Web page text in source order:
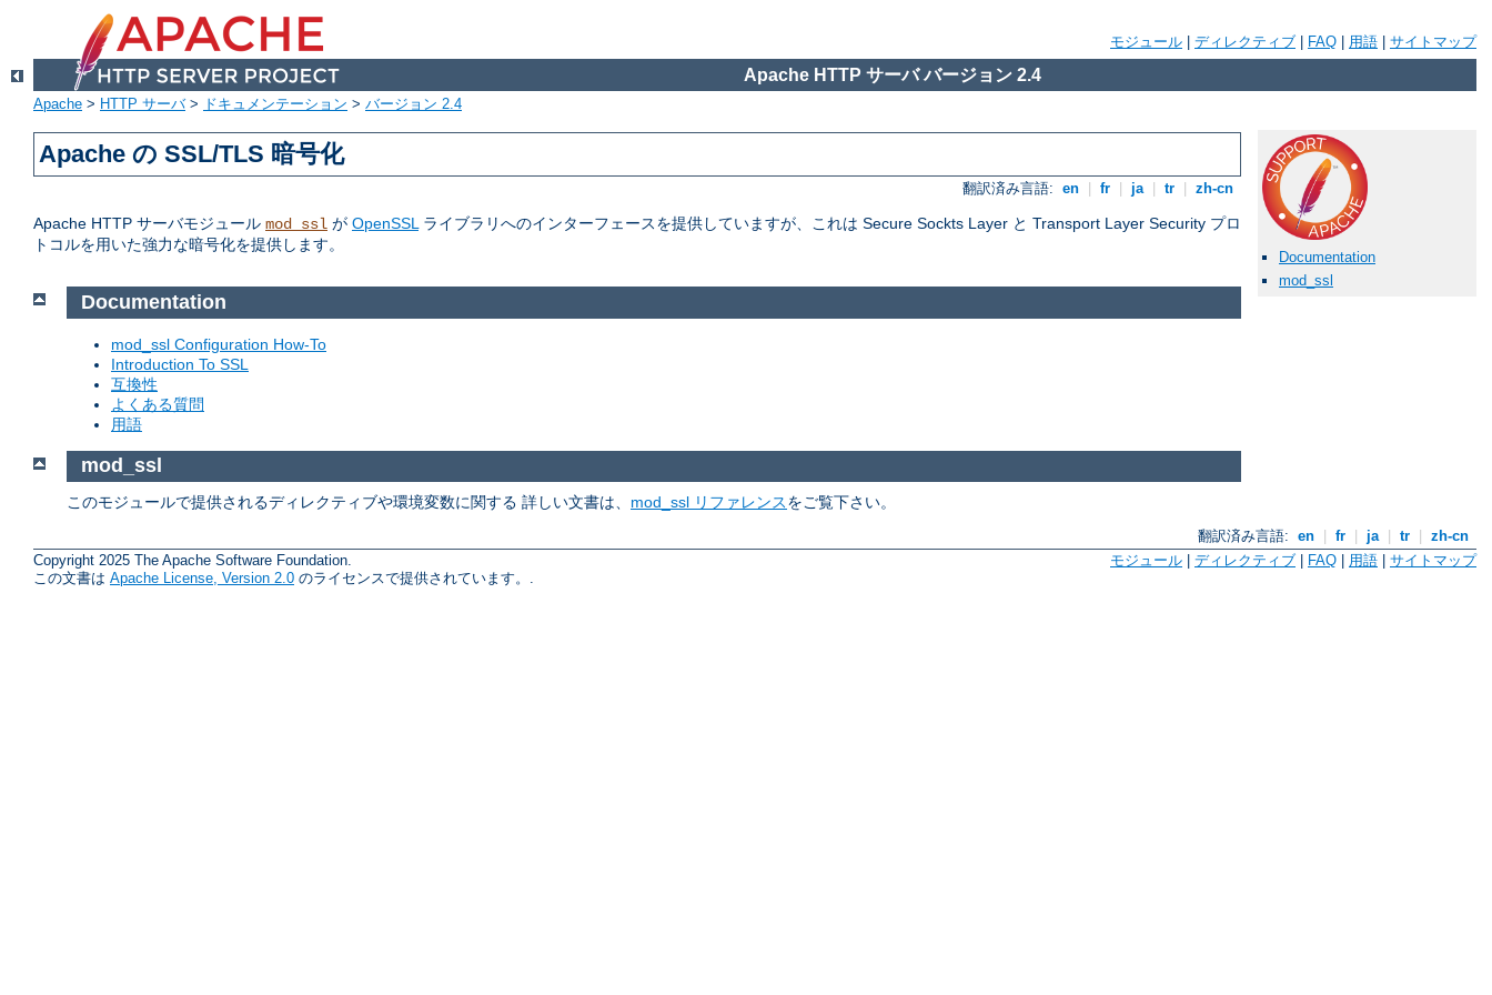
モジュール ディレクティブ FAQ 用語 サイトマップ
Apache HTTP サーバ バージョン 2.4
Apache > HTTP サーバ> ドキュメンテーション > バージョン 2.4
Apache の SSL/TLS 暗号化
翻訳済み言語: en fr ja tr zh-cn
Apache HTTP サーバモジュール mod_ssl が OpenSSLライブラリへのインターフェースを提供していますが、これは Secure Sockts Layer と Transport Layer Security プロ
トコルを用いた強力な暗号化を提供します。
Documentation
mod_ssl
Documentation
mod_ssl Configuration How-To
Introduction To SSL
互換性
よくある質問
用語
mod_ssl
このモジュールで提供されるディレクティブや環境変数に関する 詳しい文書は、 mod_ssl リファレンスをご覧下さい。
翻訳済み言語: en fr ja tr
zh-cn
Copyright 2025 The Apache Software Foundation.
この文書は Apache License, Version 2.0 のライセンスで提供されています。.
モジュール ディレクティブ FAQ 用語 サイトマップ